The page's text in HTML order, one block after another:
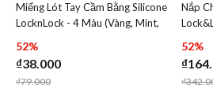
Add Miếng Lót Tay Cầm
Add Miếng Lót
Miếng Lót Tay Cầm Bằng Silicone
LocknLock - 4 Màu (Vàng, Mint,
52%
₫38.000
Price reduced from
₫79.000to
Nắp
52%
Price